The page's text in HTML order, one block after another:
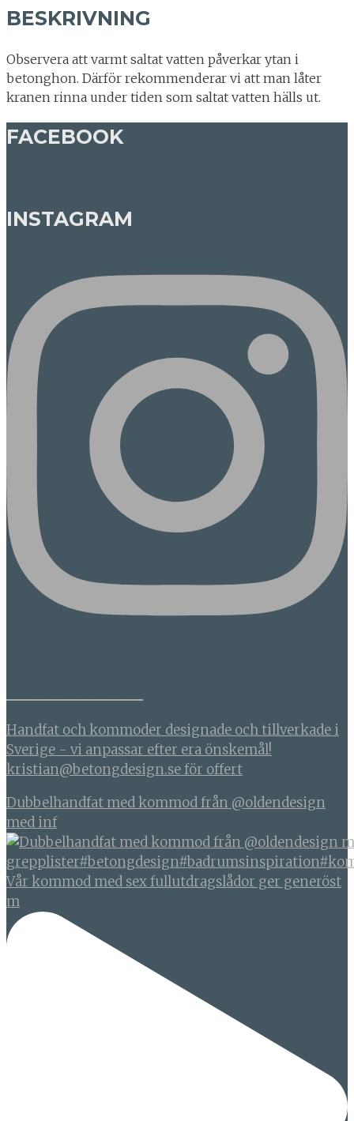
BESKRIVNING
Observera att varmt saltat vatten påverkar ytan i
betonghon. Därför rekommenderar vi att man låter
kranen rinna under tiden som saltat vatten hälls ut.
FACEBOOK
INSTAGRAM
Handfat och kommoder designade och tillverkade i
Sverige - vi anpassar efter era önskemål!
kristian@betongdesign.se för offert
Dubbelhandfat med kommod från @oldendesign
med inf
Vår kommod med sex fullutdragslådor ger generöst
m